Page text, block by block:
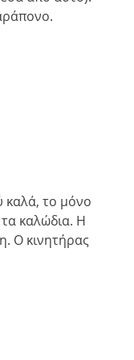
καλά, το μόνο
τα καλώδια. Η
Ο κινητήρας